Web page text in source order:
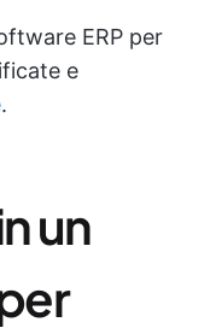
ERP per
e
.
un